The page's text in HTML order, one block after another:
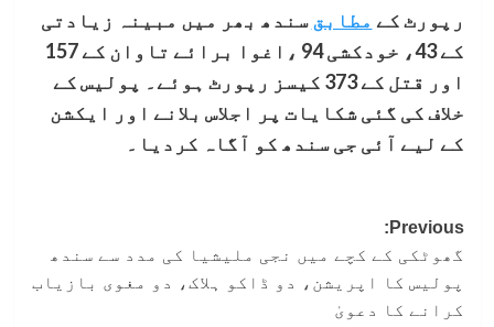
رپورٹ کے مطابق سندھ بھر میں مبینہ زیادتی
کے 43، خودکشی 94 ،اغوا برائے تاوان کے 157
اور قتل کے 373 کیسز رپورٹ ہوئے۔ پولیس کے
خلاف کی گئی شکایات پر اجلاس بلانے اور ایکشن
کے لیے آئی جی سندھ کو آگاہ کردیا۔
Post
navigation
Previous:
گھوٹکی کے کچے میں نجی ملیشیا کی مدد سے سندھ
پولیس کا اپریشن، دو ڈاکو ہلاک، دو مغوی بازیاب
کرانے کا دعویٰ